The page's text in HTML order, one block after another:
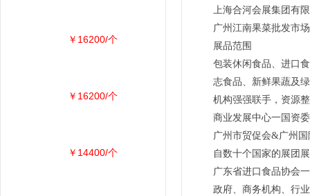
上海合河会展集团有
广州江南果菜批发市
展品范围
包装休闲食品、进口
志食品、新鲜果蔬及
机构强强联手，资源
商业发展中心一国资
广州市贸促会&广州
自数十个国家的展团
广东省进口食品协会
政府、商务机构、行
￥16200/个
￥16200/个
￥14400/个